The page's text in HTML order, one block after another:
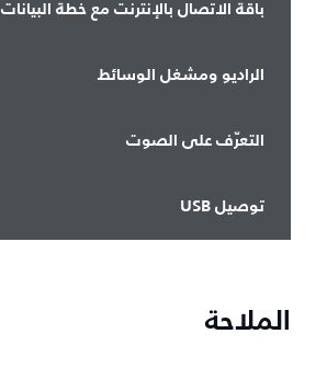
باقة الاتصال بالإنترنت مع خطة البيانات
الراديو ومشغل الوسائط
التعرّف على الصوت
توصيل USB
الملاحة